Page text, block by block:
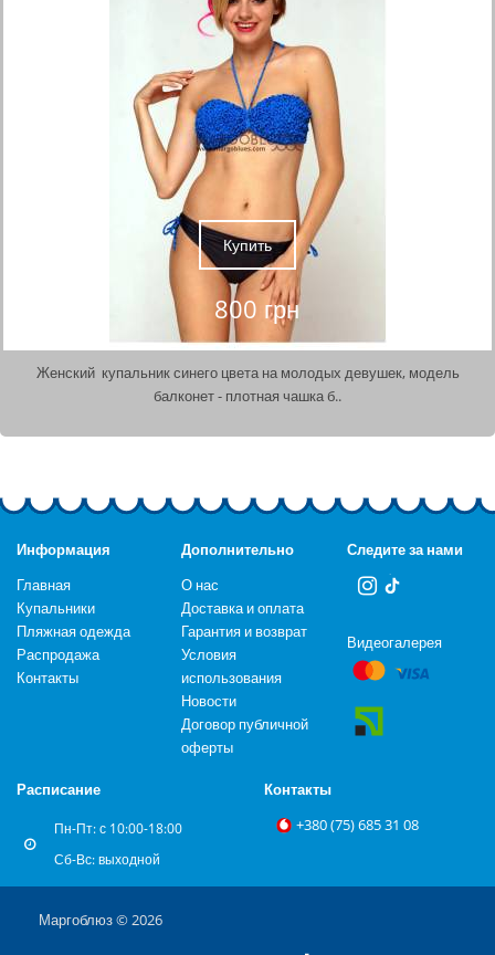
800 грн
Купить
Женский купальник синего цвета на молодых девушек, модель
балконет - плотная чашка б..
Информация
Главная
Купальники
Пляжная одежда
Распродажа
Контакты
Дополнительно
О нас
Доставка и оплата
Гарантия и возврат
Условия
использования
Новости
Договор публичной
оферты
Следите за нами
Видеогалерея
Расписание
Пн-Пт: с 10:00-18:00
Сб-Вс: выходной
Контакты
+‎380 (75) 685 31 08
Маргоблюз © 2026